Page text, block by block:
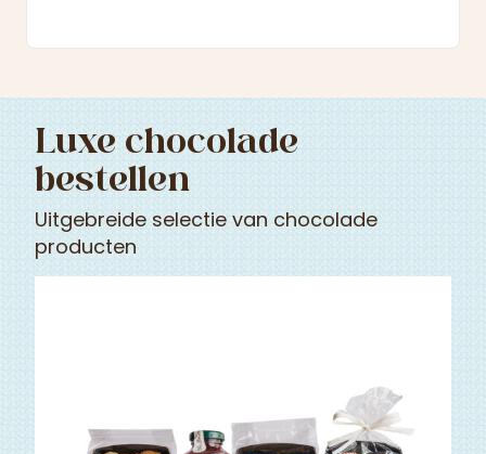
Luxe chocolade
bestellen
Uitgebreide selectie van chocolade
producten